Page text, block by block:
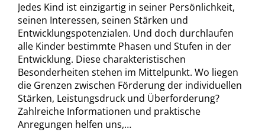
Jedes Kind ist einzigartig in seiner Persönlichkeit,
seinen Interessen, seinen Stärken und
Entwicklungspotenzialen. Und doch durchlaufen
alle Kinder bestimmte Phasen und Stufen in der
Entwicklung. Diese charakteristischen
Besonderheiten stehen im Mittelpunkt. Wo liegen
die Grenzen zwischen Förderung der individuellen
Stärken, Leistungsdruck und Überforderung?
Zahlreiche Informationen und praktische
Anregungen helfen uns,…